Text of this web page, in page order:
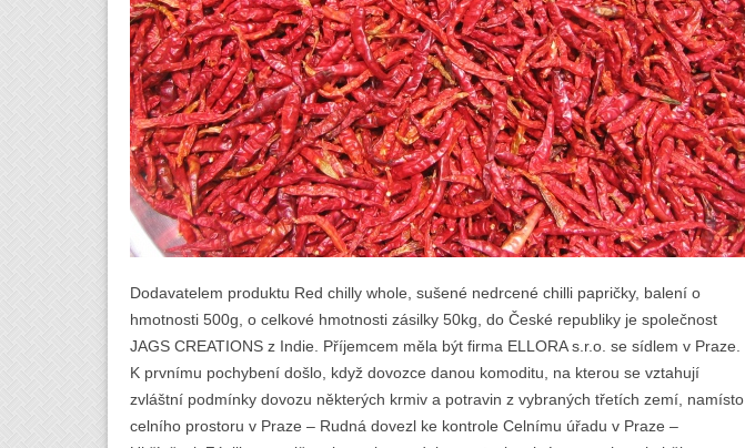
Dodavatelem produktu Red chilly whole, sušené nedrcené chilli papričky, balení o
hmotnosti 500g, o celkové hmotnosti zásilky 50kg, do České republiky je společnost
JAGS CREATIONS z Indie. Příjemcem měla být firma ELLORA s.r.o. se sídlem v Praze.
K prvnímu pochybení došlo, když dovozce danou komoditu, na kterou se vztahují
zvláštní podmínky dovozu některých krmiv a potravin z vybraných třetích zemí, namísto
celního prostoru v Praze – Rudná dovezl ke kontrole Celnímu úřadu v Praze –